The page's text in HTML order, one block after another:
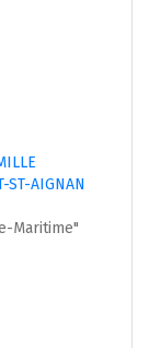
ST-AIGNAN
Maritime"